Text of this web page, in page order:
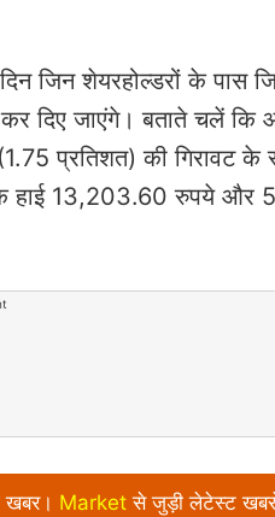
जिन शेयरहोल्डरों के पास
दिए जाएंगे। बताते चलें कि
प्रतिशत) की गिरावट
हाई 13,203.60 रुपये और
खबर। Market से जुड़ी लेटेस्ट